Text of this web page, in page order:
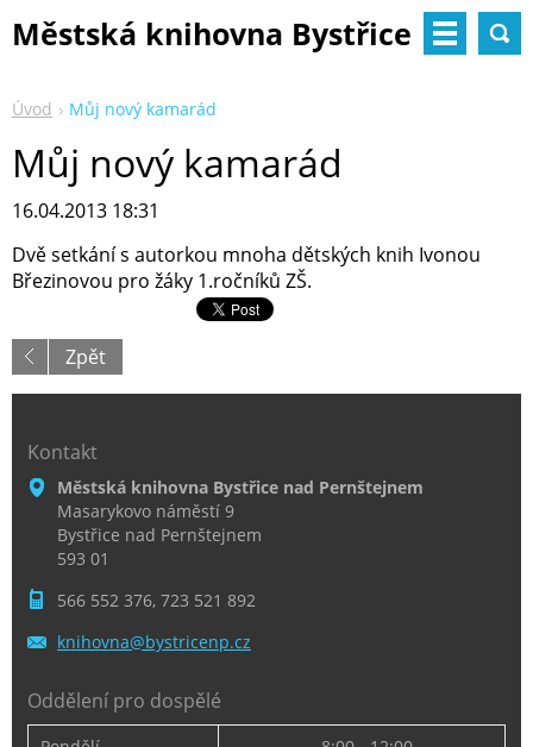
Městská knihovna Bystřice
Úvod Můj nový kamarád
Můj nový kamarád
16.04.2013 18:31
Dvě setkání s autorkou mnoha dětských knih Ivonou
Březinovou pro žáky 1.ročníků ZŠ.
Zpět
Kontakt
Městská knihovna Bystřice nad Pernštejnem
Masarykovo náměstí 9
Bystřice nad Pernštejnem
593 01
566 552 376, 723 521 892
knihovna@bystricenp.cz
Oddělení pro dospělé